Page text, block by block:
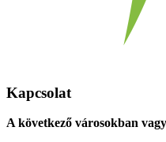
Kapcsolat
A következő városokban